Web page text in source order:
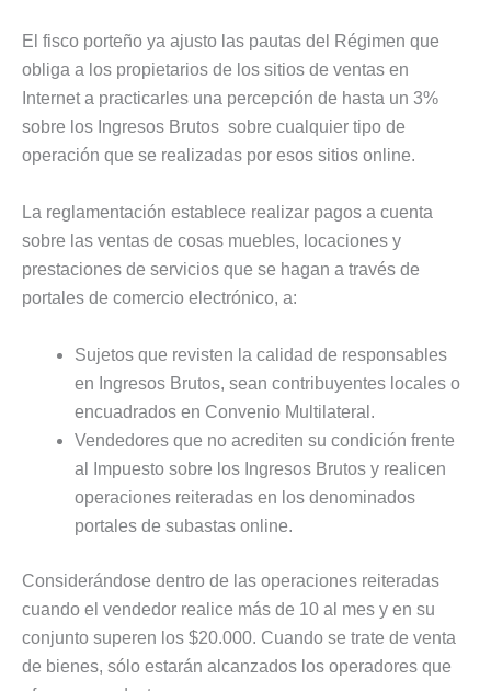
El fisco porteño ya ajusto las pautas del Régimen que
obliga a los propietarios de los sitios de ventas en
Internet a practicarles una percepción de hasta un 3%
sobre los Ingresos Brutos sobre cualquier tipo de
operación que se realizadas por esos sitios online.
La reglamentación establece realizar pagos a cuenta
sobre las ventas de cosas muebles, locaciones y
prestaciones de servicios que se hagan a través de
portales de comercio electrónico, a:
Sujetos que revisten la calidad de responsables
en Ingresos Brutos, sean contribuyentes locales o
encuadrados en Convenio Multilateral.
Vendedores que no acrediten su condición frente
al Impuesto sobre los Ingresos Brutos y realicen
operaciones reiteradas en los denominados
portales de subastas online.
Considerándose dentro de las operaciones reiteradas
cuando el vendedor realice más de 10 al mes y en su
conjunto superen los $20.000. Cuando se trate de venta
de bienes, sólo estarán alcanzados los operadores que